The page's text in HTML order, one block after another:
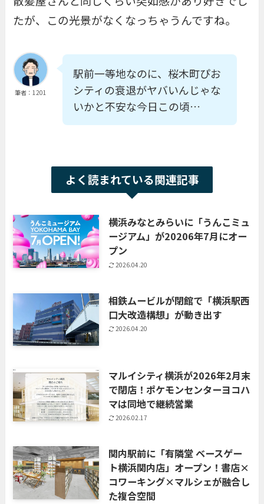
たが、この光景がなくなっちゃうんですね。
筆者：1201
駅前一等地なのに、桜木町ぴお
シティの衰退がヤバいんじゃな
いかと不安な今日この頃…
よく読まれている関連記事
横浜みなとみらいに「うんこミュ
ージアム」が20206年7月にオー
プン
2026.04.20
相鉄ムービルが閉館で「横浜駅西
口大改造構想」が動き出す
2026.04.20
マルイシティ横浜が2026年2月末
で閉店！ポケモンセンターヨコハ
マは同地で継続営業
2026.02.17
関内駅前に「有隣堂 ベースゲー
ト横浜関内店」オープン！書店×
コワーキング×マルシェが融合し
た複合空間